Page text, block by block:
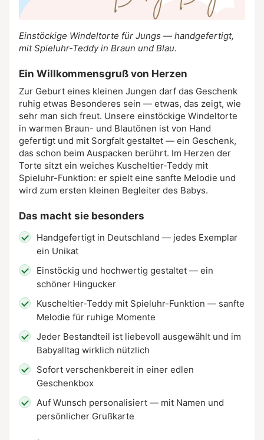
Einstöckige Windeltorte für Jungs — handgefertigt,
mit Spieluhr-Teddy in Braun und Blau.
Ein Willkommensgruß von Herzen
Zur Geburt eines kleinen Jungen darf das Geschenk
ruhig etwas Besonderes sein — etwas, das zeigt, wie
sehr man sich freut. Unsere einstöckige Windeltorte
in warmen Braun- und Blautönen ist von Hand
gefertigt und mit Sorgfalt gestaltet — ein Geschenk,
das schon beim Auspacken berührt. Im Herzen der
Torte sitzt ein weiches Kuscheltier-Teddy mit
Spieluhr-Funktion: er spielt eine sanfte Melodie und
wird zum ersten kleinen Begleiter des Babys.
Das macht sie besonders
Handgefertigt in Deutschland — jedes Exemplar
ein Unikat
Einstöckig und hochwertig gestaltet — ein
schöner Hingucker
Kuscheltier-Teddy mit Spieluhr-Funktion — sanfte
Melodie für ruhige Momente
Jeder Bestandteil ist liebevoll ausgewählt und im
Babyalltag wirklich nützlich
Sofort verschenkbereit in einer edlen
Geschenkbox
Auf Wunsch personalisiert — mit Namen und
persönlicher Grußkarte